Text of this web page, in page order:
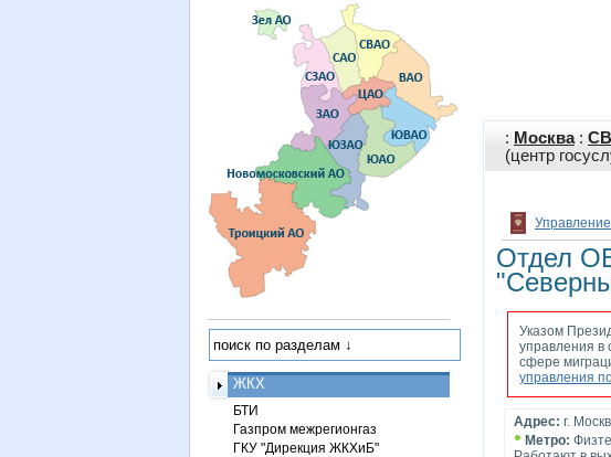
: Москва:
(центр
Отдел
Указом
управления в
сфере
управления
Адрес: г.
• Метро:
ЖКХ
БТИ
Газпром межрегионгаз
ГКУ "Дирекция ЖКХиБ"